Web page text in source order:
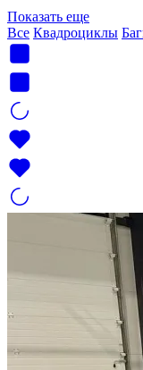
Показать еще
Все Квадроциклы